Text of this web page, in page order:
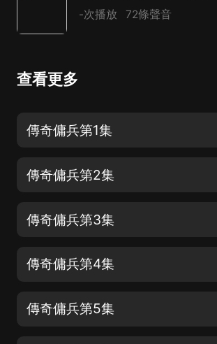
-次播放 72條聲音
查看更多
傳奇傭兵第1集
傳奇傭兵第2集
傳奇傭兵第3集
傳奇傭兵第4集
傳奇傭兵第5集